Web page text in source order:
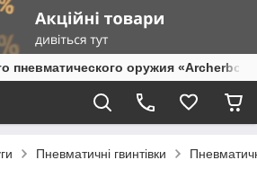
пневматического оружия
Пневматичні гвинтівки